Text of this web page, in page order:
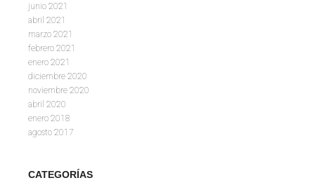
junio 2021
abril 2021
marzo 2021
febrero 2021
enero 2021
diciembre 2020
noviembre 2020
abril 2020
enero 2018
agosto 2017
CATEGORÍAS